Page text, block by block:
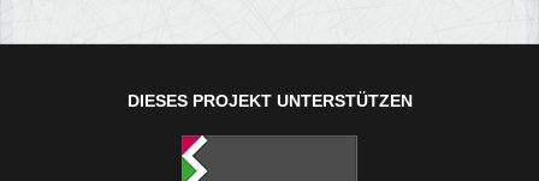
DIESES PROJEKT UNTERSTÜTZEN